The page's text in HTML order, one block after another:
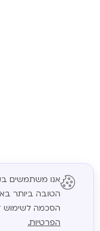
הטובה ביותר
הסכמה לשימוש
הפרטיות.